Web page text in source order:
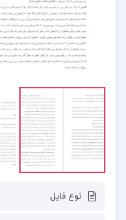
نوع فایل